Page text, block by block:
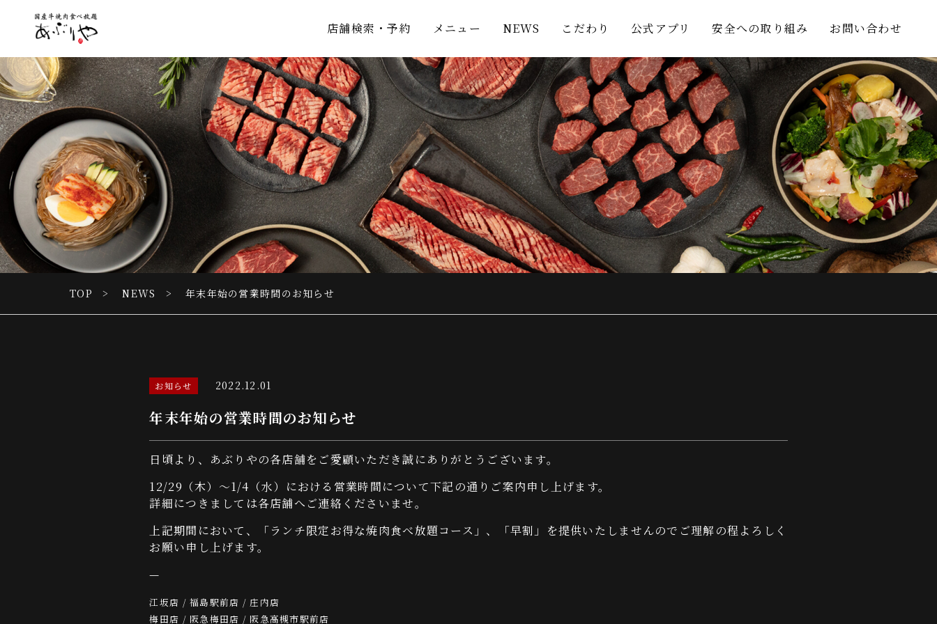
店舗検索・予約 メニュー NEWS こだわり 公式アプリ 安全への取り組み お問い合わせ
TOP NEWS 年末年始の営業時間のお知らせ
お知らせ 2022.12.01
年末年始の営業時間のお知らせ
日頃より、あぶりやの各店舗をご愛顧いただき誠にありがとうございます。
12/29（木）～1/4（水）における営業時間について下記の通りご案内申し上げます。
詳細につきましては各店舗へご連絡くださいませ。
上記期間において、「ランチ限定お得な焼肉食べ放題コース」、「早割」を提供いたしませんのでご理解の程よろしく
お願い申し上げます。
—
江坂店 / 福島駅前店 / 庄内店
梅田店 / 阪急梅田店 / 阪急高槻市駅前店